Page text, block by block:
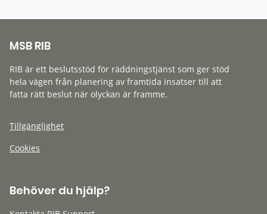
MSB RIB
RIB är ett beslutsstöd för räddningstjänst som ger stöd
hela vägen från planering av framtida insatser till att
fatta rätt beslut när olyckan är framme.
Tillgänglighet
Cookies
Behöver du hjälp?